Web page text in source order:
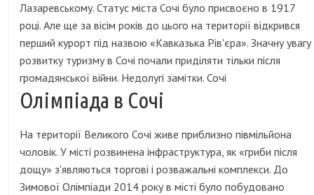
Лазаревському. Статус міста Сочі було присвоєно в 1917
році. Але ще за вісім років до цього на території відкрився
перший курорт під назвою «Кавказька Рів'єра». Значну увагу
розвитку туризму в Сочі почали приділяти тільки після
громадянської війни. Недолугі замітки. Сочі
Олімпіада в Сочі
На території Великого Сочі живе приблизно півмільйона
чоловік. У місті розвинена інфраструктура, як «гриби після
дощу» з'являються торгові і розважальні комплекси. До
Зимової Олімпіади 2014 року в місті було побудовано